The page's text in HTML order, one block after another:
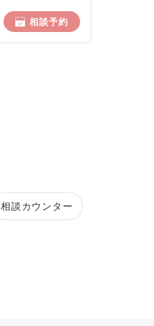
相談予約
相談カウンター